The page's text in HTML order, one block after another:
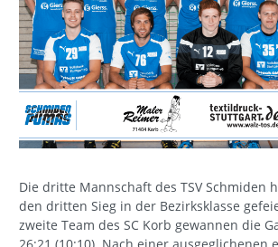
Die dritte Mannschaft des TSV Schmiden
den dritten Sieg in der Bezirksklasse
zweite Team des SC Korb gewannen die